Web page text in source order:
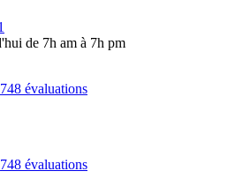
de 7h am à 7h pm
748 évaluations
748 évaluations